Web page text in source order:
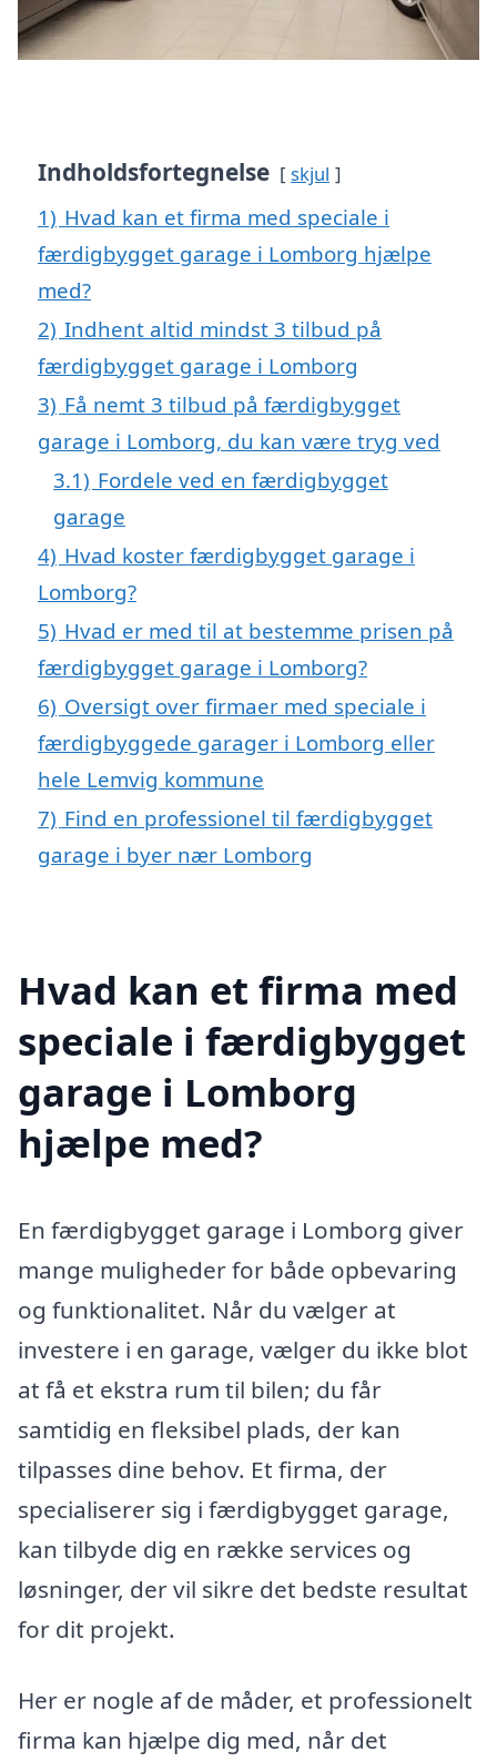
Indholdsfortegnelse skjul
1) Hvad kan et firma med speciale i
færdigbygget garage i Lomborg hjælpe
med?
2) Indhent altid mindst 3 tilbud på
færdigbygget garage i Lomborg
3) Få nemt 3 tilbud på færdigbygget
garage i Lomborg, du kan være tryg ved
3.1) Fordele ved en færdigbygget
garage
4) Hvad koster færdigbygget garage i
Lomborg?
5) Hvad er med til at bestemme prisen på
færdigbygget garage i Lomborg?
6) Oversigt over firmaer med speciale i
færdigbyggede garager i Lomborg eller
hele Lemvig kommune
7) Find en professionel til færdigbygget
garage i byer nær Lomborg
Hvad kan et firma med
speciale i færdigbygget
garage i Lomborg
hjælpe med?
En færdigbygget garage i Lomborg giver
mange muligheder for både opbevaring
og funktionalitet. Når du vælger at
investere i en garage, vælger du ikke blot
at få et ekstra rum til bilen; du får
samtidig en fleksibel plads, der kan
tilpasses dine behov. Et firma, der
specialiserer sig i færdigbygget garage,
kan tilbyde dig en række services og
løsninger, der vil sikre det bedste resultat
for dit projekt.
Her er nogle af de måder, et professionelt
firma kan hjælpe dig med, når det